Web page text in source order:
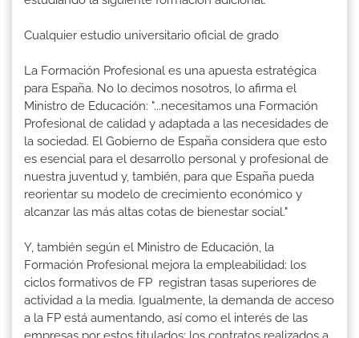
Cualquier estudio universitario oficial de grado
La Formación Profesional es una apuesta estratégica
para España. No lo decimos nosotros, lo afirma el
Ministro de Educación: "...necesitamos una Formación
Profesional de calidad y adaptada a las necesidades de
la sociedad. El Gobierno de España considera que esto
es esencial para el desarrollo personal y profesional de
nuestra juventud y, también, para que España pueda
reorientar su modelo de crecimiento económico y
alcanzar las más altas cotas de bienestar social."
Y, también según el Ministro de Educación, la
Formación Profesional mejora la empleabilidad: los
ciclos formativos de FP registran tasas superiores de
actividad a la media. Igualmente, la demanda de acceso
a la FP está aumentando, así como el interés de las